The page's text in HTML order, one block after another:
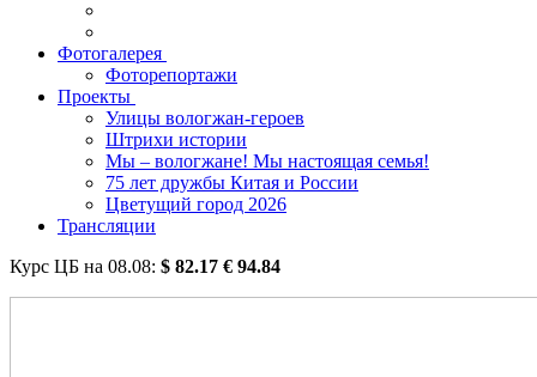
Фотогалерея
Фоторепортажи
Проекты
Улицы вологжан-героев
Штрихи истории
Мы – вологжане! Мы настоящая семья!
75 лет дружбы Китая и России
Цветущий город 2026
Трансляции
Курс ЦБ на 08.08: $ 82.17 € 94.84